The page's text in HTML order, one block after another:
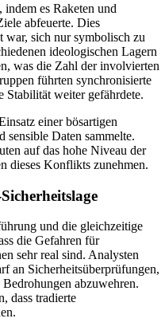
es Raketen und
abfeuerte. Dies
war, sich nur symbolisch zu
ideologischen Lagern
was die Zahl der involvierten
führten synchronisierte
Stabilität weiter gefährdete.
einer bösartigen
Daten sammelte.
auf das hohe Niveau der
dieses Konflikts zunehmen.
und die gleichzeitige
die Gefahren für
sehr real sind. Analysten
an Sicherheitsüberprüfungen,
abzuwehren.
dass tradierte